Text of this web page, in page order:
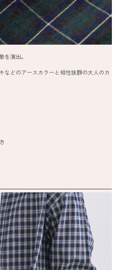
を演出。
などのアースカラーと相性抜群の大人のカ